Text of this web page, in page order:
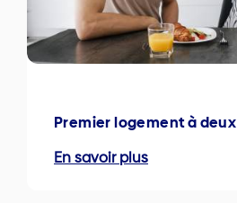
Premier logement à deux
En savoir plus